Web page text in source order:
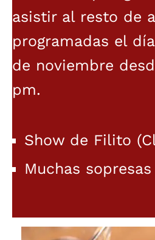
asistir al resto de
programadas el
de noviembre
pm.
Show de Filito
Muchas